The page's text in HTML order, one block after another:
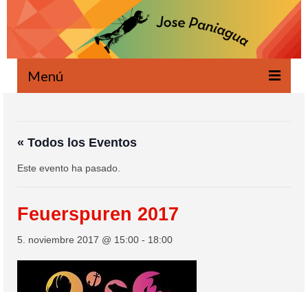
Menú
Novedades
Escrito
Proyectos
Agenda
« Todos los Eventos
Este evento ha pasado.
Feuerspuren 2017
5. noviembre 2017 @ 15:00 - 18:00